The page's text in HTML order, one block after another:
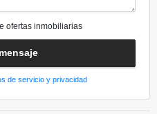
ofertas inmobiliarias
de servicio y privacidad